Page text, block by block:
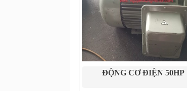
ĐỘNG CƠ ĐIỆN 50HP